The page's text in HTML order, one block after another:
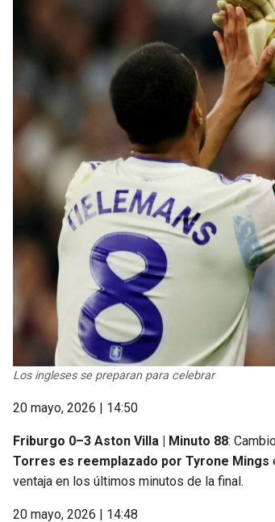
Los ingleses se preparan para celebrar
20 mayo, 2026 | 14:50
Friburgo 0–3 Aston Villa | Minuto 88:
Torres es reemplazado por Tyrone Mings
ventaja en los últimos minutos de la final.
20 mayo, 2026 | 14:48